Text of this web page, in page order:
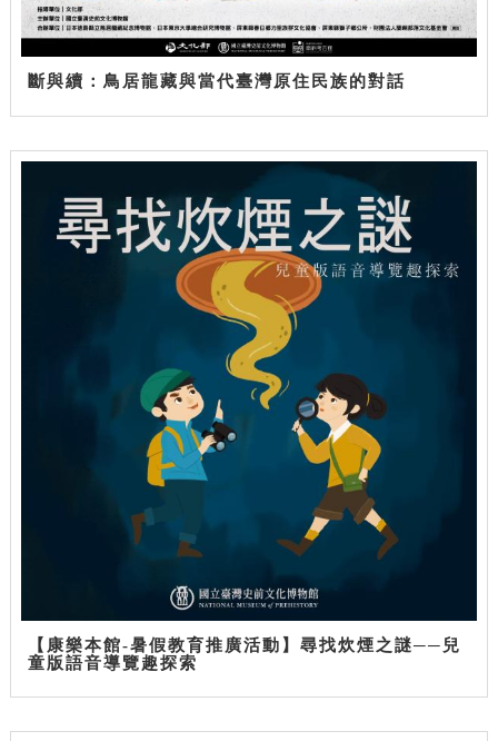
斷與續：鳥居龍藏與當代臺灣原住民族的對話
【康樂本館-暑假教育推廣活動】尋找炊煙之謎──兒
童版語音導覽趣探索